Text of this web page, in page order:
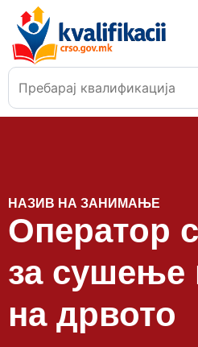
НАЗИВ НА ЗАНИМАЊЕ
Оператор
за сушење
на дрвото